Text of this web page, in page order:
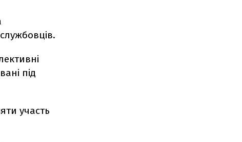
під
участь